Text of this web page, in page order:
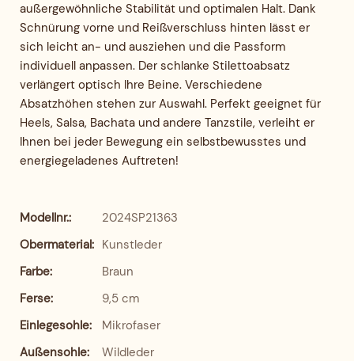
außergewöhnliche Stabilität und optimalen Halt. Dank
Schnürung vorne und Reißverschluss hinten lässt er
sich leicht an- und ausziehen und die Passform
individuell anpassen. Der schlanke Stilettoabsatz
verlängert optisch Ihre Beine. Verschiedene
Absatzhöhen stehen zur Auswahl. Perfekt geeignet für
Heels, Salsa, Bachata und andere Tanzstile, verleiht er
Ihnen bei jeder Bewegung ein selbstbewusstes und
energiegeladenes Auftreten!
Modellnr.:
2024SP21363
Obermaterial: Kunstleder
Farbe:
Braun
Ferse:
9,5 cm
Einlegesohle:
Mikrofaser
Außensohle:
Wildleder